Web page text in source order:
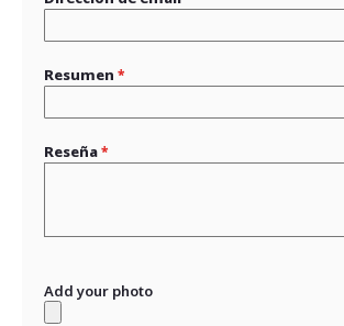
Resumen
Reseña
Add your photo